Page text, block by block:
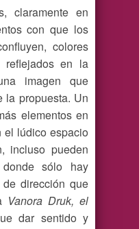
claramente en
con que los
colores
reflejados en la
imagen que
la propuesta. Un
elementos en
el lúdico espacio
incluso pueden
sólo hay
dirección que
Vanora Druk, el
dar sentido y